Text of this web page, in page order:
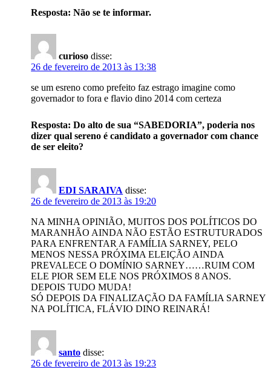
Resposta: Não se te informar.
curioso disse:
26 de fevereiro de 2013 às 13:38
se um esreno como prefeito faz estrago imagine como
governador to fora e flavio dino 2014 com certeza
Resposta: Do alto de sua “SABEDORIA”, poderia nos
dizer qual sereno é candidato a governador com chance
de ser eleito?
EDI SARAIVA disse:
26 de fevereiro de 2013 às 19:20
NA MINHA OPINIÃO, MUITOS DOS POLÍTICOS DO
MARANHÃO AINDA NÃO ESTÃO ESTRUTURADOS
PARA ENFRENTAR A FAMÍLIA SARNEY, PELO
MENOS NESSA PRÓXIMA ELEIÇÃO AINDA
PREVALECE O DOMÍNIO SARNEY……RUIM COM
ELE PIOR SEM ELE NOS PRÓXIMOS 8 ANOS.
DEPOIS TUDO MUDA!
SÓ DEPOIS DA FINALIZAÇÃO DA FAMÍLIA SARNEY
NA POLÍTICA, FLÁVIO DINO REINARÁ!
santo disse:
26 de fevereiro de 2013 às 19:23